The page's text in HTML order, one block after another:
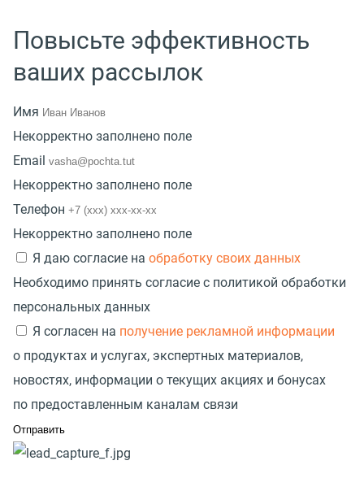
Повысьте эффективность
ваших рассылок
Имя
Некорректно заполнено поле
Email
Некорректно заполнено поле
Телефон
Некорректно заполнено поле
Я даю согласие на обработку своих данных
Необходимо принять согласие с политикой обработки
персональных данных
Я согласен на получение рекламной информации
о продуктах и услугах, экспертных материалов,
новостях, информации о текущих акциях и бонусах
по предоставленным каналам связи